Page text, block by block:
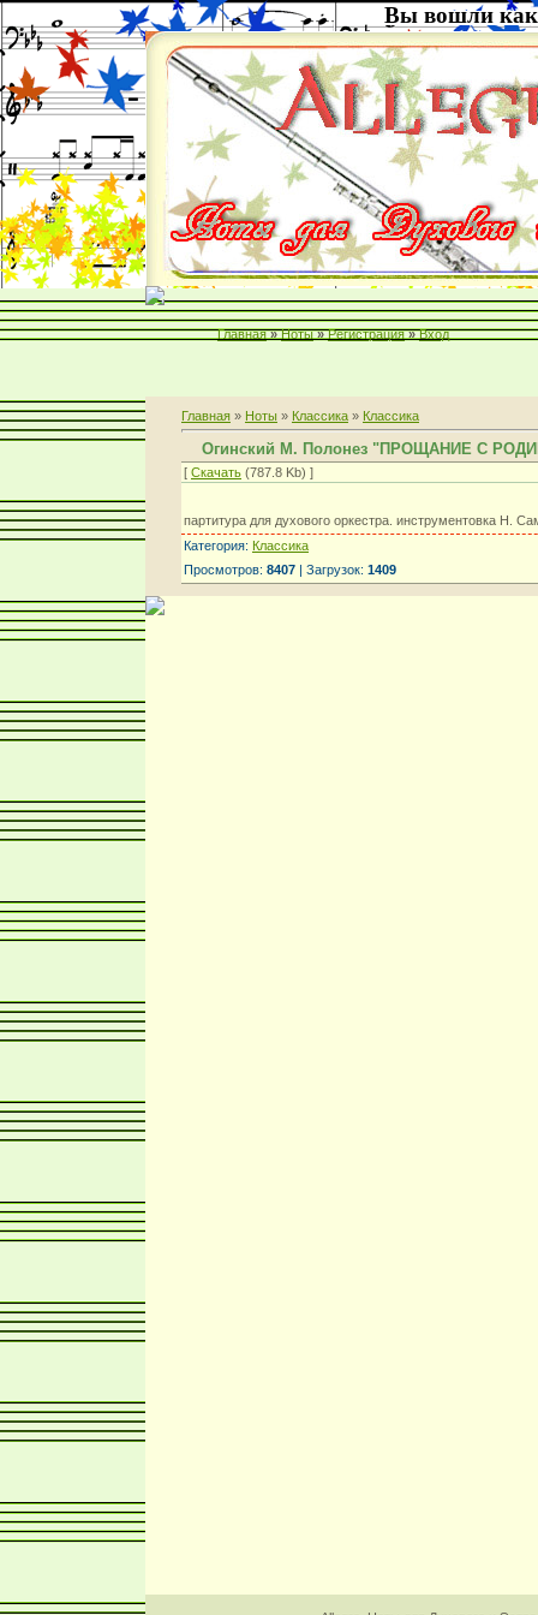
Вы вошли как
Главная » Ноты » Регистрация » Вход
Главная » Ноты » Классика » Классика
Огинский М. Полонез "ПРОЩАНИЕ С
[ Скачать (787.8 Kb) ]
партитура для духового оркестра. инструментовка Н.
Категория: Классика
Просмотров: 8407 | Загрузок: 1409